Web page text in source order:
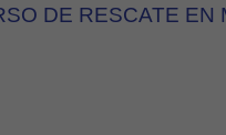
DE RESCATE EN